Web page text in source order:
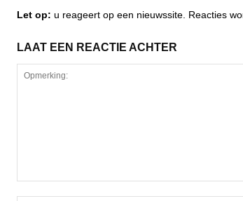
Let op: u reageert op een nieuwssite. Reacties
LAAT EEN REACTIE ACHTER